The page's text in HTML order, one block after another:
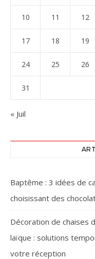
10 11 12
17 18 19
24 25 26
31
« Juil
Baptême : 3 idées de
choisissant des
Décoration de chaises
laïque : solutions
votre réception